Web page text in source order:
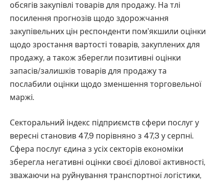
обсягів закупівлі товарів для продажу. На тлі
посилення прогнозів щодо здорожчання
закупівельних цін респонденти пом’якшили оцінки
щодо зростання вартості товарів, закуплених для
продажу, а також зберегли позитивні оцінки
запасів/залишків товарів для продажу та
послабили оцінки щодо зменшення торговельної
маржі.
Секторальний індекс підприємств сфери послуг у
вересні становив 47,9 порівняно з 47,3 у серпні.
Сфера послуг єдина з усіх секторів економіки
зберегла негативні оцінки своєї ділової активності,
зважаючи на руйнування транспортної логістики,